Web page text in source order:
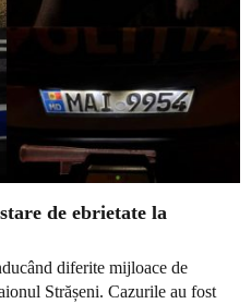
de ebrietate la
diferite mijloace de
Strășeni. Cazurile au fost